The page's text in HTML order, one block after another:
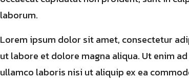
laborum.
Lorem ipsum dolor sit amet, consectetur
ut labore et dolore magna aliqua. Ut enim
ullamco laboris nisi ut aliquip ex ea